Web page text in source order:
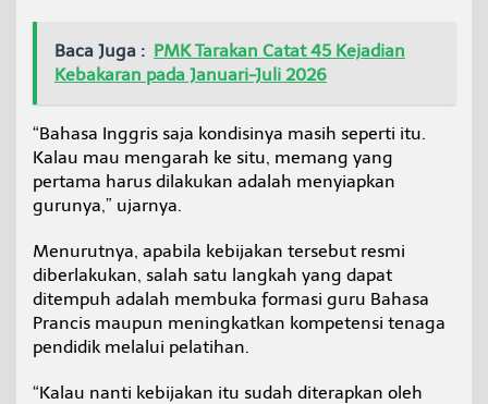
t
e
r
s
e
d
i
a
a
G
u
r
u
Baca Juga : PMK Tarakan Catat 45 Kejadian
Kebakaran pada Januari-Juli 2026
“Bahasa Inggris saja kondisinya masih seperti itu.
Kalau mau mengarah ke situ, memang yang
pertama harus dilakukan adalah menyiapkan
gurunya,” ujarnya.
Menurutnya, apabila kebijakan tersebut resmi
diberlakukan, salah satu langkah yang dapat
ditempuh adalah membuka formasi guru Bahasa
Prancis maupun meningkatkan kompetensi tenaga
pendidik melalui pelatihan.
“Kalau nanti kebijakan itu sudah diterapkan oleh